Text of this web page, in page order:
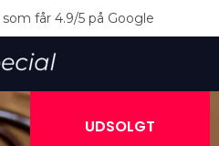
som får 4.9/5 på Google
UDSOLGT